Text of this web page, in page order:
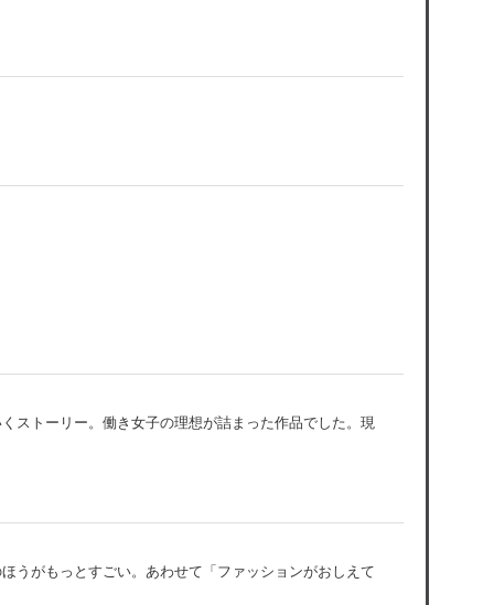
ストーリー。働き女子の理想が詰まった作品でした。現
うがもっとすごい。あわせて「ファッションがおしえて